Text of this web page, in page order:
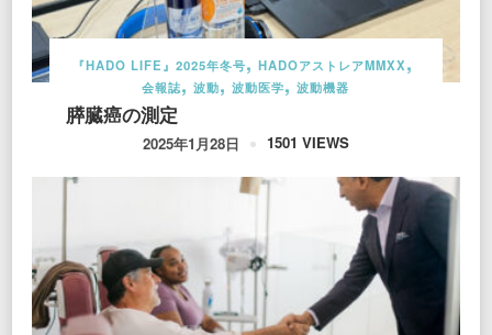
『HADO LIFE』2025年冬号
HADOアストレアMMXX
会報誌
波動 波動医学 波動機器
膵臓癌の測定
2025年1月28日 1501 VIEWS